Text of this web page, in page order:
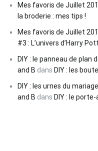
Mes favoris de Juillet
la broderie : mes tips !
Mes favoris de Juillet
#3 : L’univers d’Harry
DIY : le panneau de plan
and B dans DIY : les
DIY : les urnes du
and B dans DIY : le